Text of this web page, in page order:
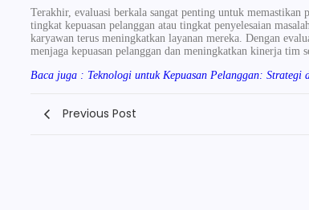
Terakhir, evaluasi berkala sangat penting untuk
tingkat kepuasan pelanggan atau tingkat penyelesaian
karyawan terus meningkatkan layanan mereka. Dengan
menjaga kepuasan pelanggan dan meningkatkan kinerja tim
Baca juga : Teknologi untuk Kepuasan Pelanggan: Strategi
Previous Post